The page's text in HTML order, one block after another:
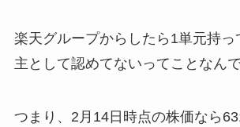
楽天グループからしたら1単元持
主として認めてないってことなん
つまり、2月14日時点の株価なら